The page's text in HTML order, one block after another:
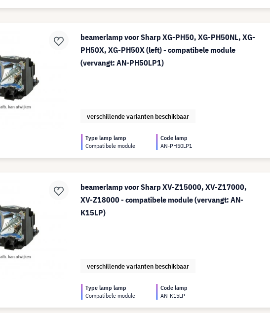
beamerlamp voor Sharp XG-PH50, XG-PH50NL, XG-
PH50X, XG-PH50X (left) - compatibele module
(vervangt: AN-PH50LP1)
verschillende varianten beschikbaar
Type lamp lamp
Compatibele module
Code lamp
AN-PH50LP1
beamerlamp voor Sharp XV-Z15000, XV-Z17000,
XV-Z18000 - compatibele module (vervangt: AN-
K15LP)
verschillende varianten beschikbaar
Type lamp lamp
Compatibele module
Code lamp
AN-K15LP